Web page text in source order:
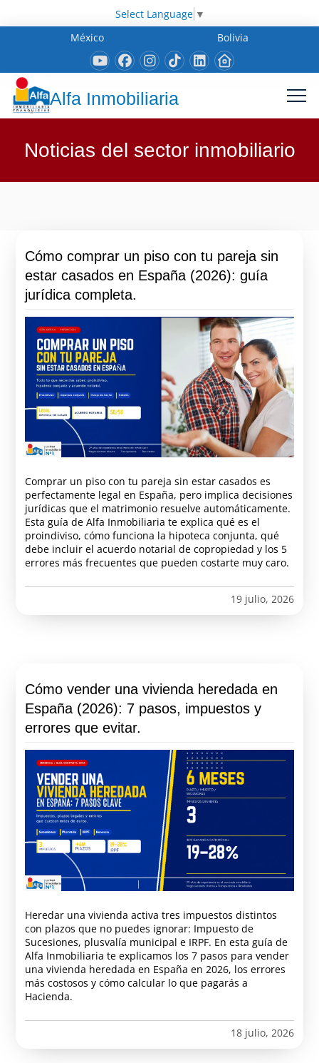
Select Language ▼
México
Bolivia
Alfa Inmobiliaria
Noticias del sector inmobiliario
Cómo comprar un piso con tu pareja sin
estar casados en España (2026): guía
jurídica completa.
Comprar un piso con tu pareja sin estar casados es
perfectamente legal en España, pero implica decisiones
jurídicas que el matrimonio resuelve automáticamente.
Esta guía de Alfa Inmobiliaria te explica qué es el
proindiviso, cómo funciona la hipoteca conjunta, qué
debe incluir el acuerdo notarial de copropiedad y los 5
errores más frecuentes que pueden costarte muy caro.
19 julio, 2026
Cómo vender una vivienda heredada en
España (2026): 7 pasos, impuestos y
errores que evitar.
Heredar una vivienda activa tres impuestos distintos
con plazos que no puedes ignorar: Impuesto de
Sucesiones, plusvalía municipal e IRPF. En esta guía de
Alfa Inmobiliaria te explicamos los 7 pasos para vender
una vivienda heredada en España en 2026, los errores
más costosos y cómo calcular lo que pagarás a
Hacienda.
18 julio, 2026